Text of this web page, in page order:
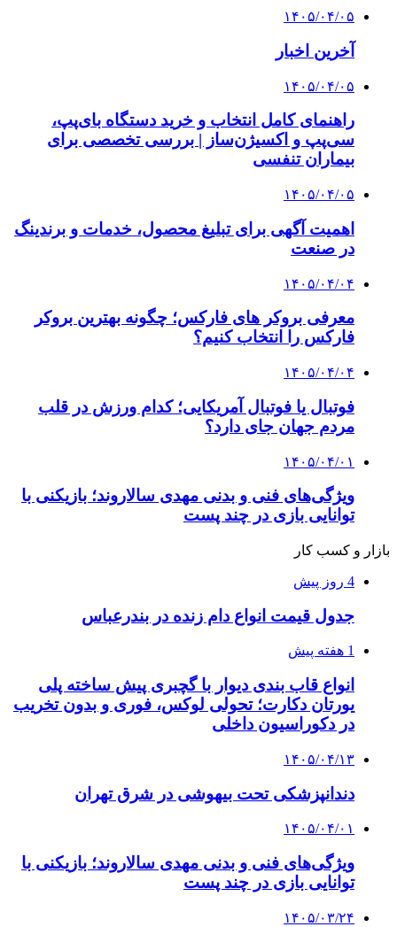
۱۴۰۵/۰۴/۰۵
آخرین اخبار
۱۴۰۵/۰۴/۰۵
راهنمای کامل انتخاب و خرید دستگاه بای‌پپ،
سی‌پپ و اکسیژن‌ساز | بررسی تخصصی برای
بیماران تنفسی
۱۴۰۵/۰۴/۰۵
اهمیت آگهی برای تبلیغ محصول، خدمات و برندینگ
در صنعت
۱۴۰۵/۰۴/۰۴
معرفی بروکر های فارکس؛ چگونه بهترین بروکر
فارکس را انتخاب کنیم؟
۱۴۰۵/۰۴/۰۴
فوتبال یا فوتبال آمریکایی؛ کدام ورزش در قلب
مردم جهان جای دارد؟
۱۴۰۵/۰۴/۰۱
ویژگی‌های فنی و بدنی مهدی سالاروند؛ بازیکنی با
توانایی بازی در چند پست
بازار و کسب کار
4 روز پیش
جدول قیمت انواع دام زنده در بندرعباس
1 هفته پیش
انواع قاب بندی دیوار با گچبری پیش ساخته پلی
یورتان دکارت؛ تحولی لوکس، فوری و بدون تخریب
در دکوراسیون داخلی
۱۴۰۵/۰۴/۱۳
دندانپزشکی تحت بیهوشی در شرق تهران
۱۴۰۵/۰۴/۰۱
ویژگی‌های فنی و بدنی مهدی سالاروند؛ بازیکنی با
توانایی بازی در چند پست
۱۴۰۵/۰۳/۲۴